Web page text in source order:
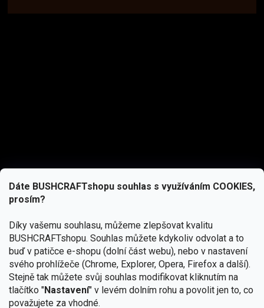
Dáte BUSHCRAFTshopu souhlas s využíváním COOKIES,
prosím?
Díky vašemu souhlasu, můžeme zlepšovat kvalitu
BUSHCRAFTshopu. Souhlas můžete kdykoliv odvolat a to
buď v patičce e-shopu (dolní část webu), nebo v nastavení
svého prohlížeče (Chrome, Explorer, Opera, Firefox a další).
Stejně tak můžete svůj souhlas modifikovat kliknutím na
tlačítko "Nastavení" v levém dolním rohu a povolit jen to, co
považujete za vhodné.